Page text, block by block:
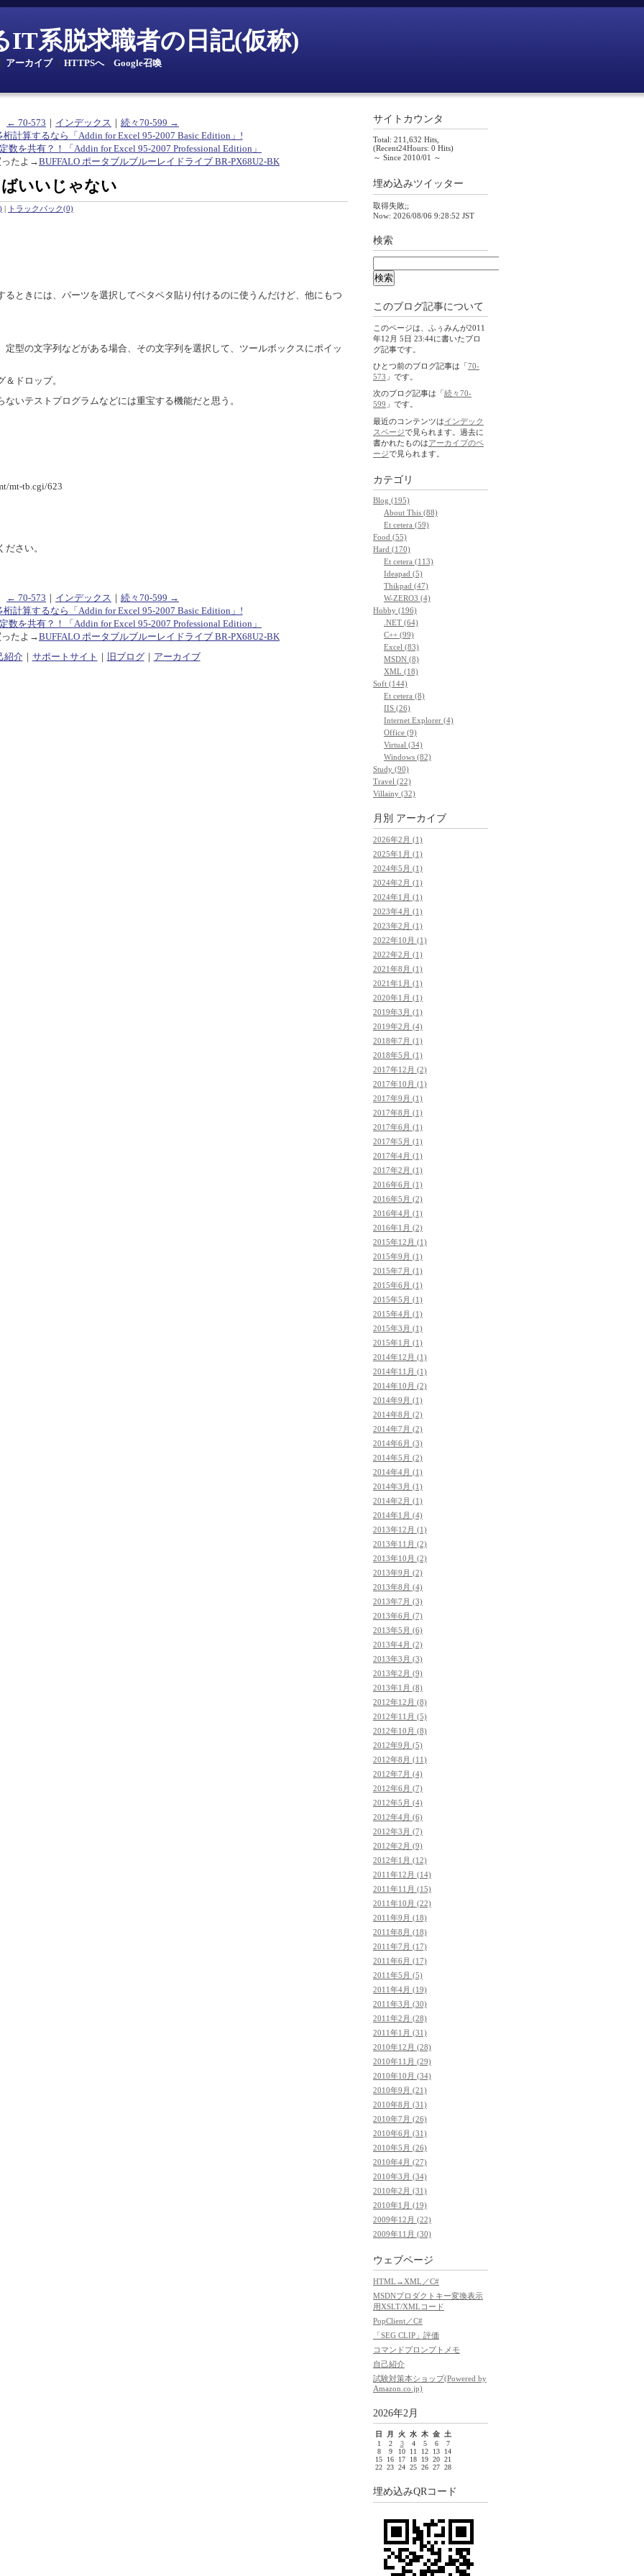
IT系脱求職者の日記(仮称)
アーカイブ｜ HTTPSへ｜ Google召喚
← 70-573 ｜ インデックス ｜ 続々70-599 →
桁計算するなら「Addin for Excel 95-2007 Basic Edition」!
数を共有？！「Addin for Excel 95-2007 Professional Edition」
ったよ→BUFFALO ポータブルブルーレイドライブ BR-PX68U2-BK
いいじゃない
| トラックバック(0)
ときには、パーツを選択してペタペタ貼り付けるのに使うんだけど、他にもつ
型の文字列などがある場合、その文字列を選択して、ツールボックスにポイッ
ドロップ。
いテストプログラムなどには重宝する機能だと思う。
mt-tb.cgi/623
ださい。
← 70-573 ｜ インデックス ｜ 続々70-599 →
桁計算するなら「Addin for Excel 95-2007 Basic Edition」!
数を共有？！「Addin for Excel 95-2007 Professional Edition」
ったよ→BUFFALO ポータブルブルーレイドライブ BR-PX68U2-BK
紹介｜ サポートサイト ｜ 旧ブログ｜ アーカイブ
サイトカウンタ
Total: 211,632 Hits,
(Recent24Hours: 0 Hits)
～ Since 2010/01 ～
埋め込みツイッター
取得失敗;;
Now: 2026/08/06 9:28:52 JST
検索
このブログ記事について
このページは、ふぅみんが2011
年12月 5日 23:44に書いたブロ
グ記事です。
ひとつ前のブログ記事は「70-
573 」です。
次のブログ記事は「 続々70-
599 」です。
最近のコンテンツはインデック
スページで見られます。過去に
書かれたものはアーカイブのペ
ージで見られます。
カテゴリ
Blog (195)
About This (88)
Et cetera (59)
Food (55)
Hard (170)
Et cetera (113)
Ideapad (5)
Thikpad (47)
W-ZERO3 (4)
Hobby (196)
.NET (64)
C++ (99)
Excel (83)
MSDN (8)
XML (18)
Soft (144)
Et cetera (8)
IIS (26)
Internet Explorer (4)
Office (9)
Virtual (34)
Windows (82)
Study (90)
Travel (22)
Villainy (32)
月別 アーカイブ
2026年2月 (1)
2025年1月 (1)
2024年5月 (1)
2024年2月 (1)
2024年1月 (1)
2023年4月 (1)
2023年2月 (1)
2022年10月 (1)
2022年2月 (1)
2021年8月 (1)
2021年1月 (1)
2020年1月 (1)
2019年3月 (1)
2019年2月 (4)
2018年7月 (1)
2018年5月 (1)
2017年12月 (2)
2017年10月 (1)
2017年9月 (1)
2017年8月 (1)
2017年6月 (1)
2017年5月 (1)
2017年4月 (1)
2017年2月 (1)
2016年6月 (1)
2016年5月 (2)
2016年4月 (1)
2016年1月 (2)
2015年12月 (1)
2015年9月 (1)
2015年7月 (1)
2015年6月 (1)
2015年5月 (1)
2015年4月 (1)
2015年3月 (1)
2015年1月 (1)
2014年12月 (1)
2014年11月 (1)
2014年10月 (2)
2014年9月 (1)
2014年8月 (2)
2014年7月 (2)
2014年6月 (3)
2014年5月 (2)
2014年4月 (1)
2014年3月 (1)
2014年2月 (1)
2014年1月 (4)
2013年12月 (1)
2013年11月 (2)
2013年10月 (2)
2013年9月 (2)
2013年8月 (4)
2013年7月 (3)
2013年6月 (7)
2013年5月 (6)
2013年4月 (2)
2013年3月 (3)
2013年2月 (9)
2013年1月 (8)
2012年12月 (8)
2012年11月 (5)
2012年10月 (8)
2012年9月 (5)
2012年8月 (11)
2012年7月 (4)
2012年6月 (7)
2012年5月 (4)
2012年4月 (6)
2012年3月 (7)
2012年2月 (9)
2012年1月 (12)
2011年12月 (14)
2011年11月 (15)
2011年10月 (22)
2011年9月 (18)
2011年8月 (18)
2011年7月 (17)
2011年6月 (17)
2011年5月 (5)
2011年4月 (19)
2011年3月 (30)
2011年2月 (28)
2011年1月 (31)
2010年12月 (28)
2010年11月 (29)
2010年10月 (34)
2010年9月 (21)
2010年8月 (31)
2010年7月 (26)
2010年6月 (31)
2010年5月 (26)
2010年4月 (27)
2010年3月 (34)
2010年2月 (31)
2010年1月 (19)
2009年12月 (22)
2009年11月 (30)
ウェブページ
HTML→XML／C#
MSDNプロダクトキー変換表示
用XSLT/XMLコード
PopClient／C#
「SEG CLIP」評価
コマンドプロンプトメモ
自己紹介
試験対策本ショップ(Powered by
Amazon.co.jp)
2026年2月
日 月 火 水 木 金 土
1
2 3 4 5 6
7
8
9 10 11 12 13
14
15
16 17 18 19 20 21
22 23 24 25 26 27 28
埋め込みQRコード